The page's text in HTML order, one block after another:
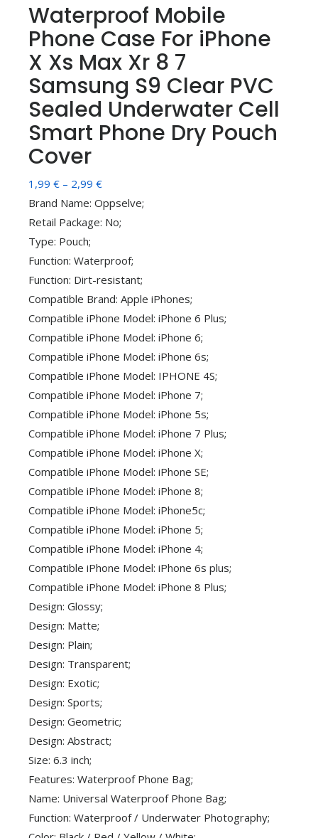
Waterproof Mobile
Phone Case For iPhone
X Xs Max Xr 8 7
Samsung S9 Clear PVC
Sealed Underwater Cell
Smart Phone Dry Pouch
Cover
1,99 € – 2,99 €Распон
цена:
од
до
2,99 €
Brand Name: Oppselve;
Retail Package: No;
Type: Pouch;
Function: Waterproof;
Function: Dirt-resistant;
Compatible Brand: Apple iPhones;
Compatible iPhone Model: iPhone 6 Plus;
Compatible iPhone Model: iPhone 6;
Compatible iPhone Model: iPhone 6s;
Compatible iPhone Model: IPHONE 4S;
Compatible iPhone Model: iPhone 7;
Compatible iPhone Model: iPhone 5s;
Compatible iPhone Model: iPhone 7 Plus;
Compatible iPhone Model: iPhone X;
Compatible iPhone Model: iPhone SE;
Compatible iPhone Model: iPhone 8;
Compatible iPhone Model: iPhone5c;
Compatible iPhone Model: iPhone 5;
Compatible iPhone Model: iPhone 4;
Compatible iPhone Model: iPhone 6s plus;
Compatible iPhone Model: iPhone 8 Plus;
Design: Glossy;
Design: Matte;
Design: Plain;
Design: Transparent;
Design: Exotic;
Design: Sports;
Design: Geometric;
Design: Abstract;
Size: 6.3 inch;
Features: Waterproof Phone Bag;
Name: Universal Waterproof Phone Bag;
Function: Waterproof / Underwater Photography;